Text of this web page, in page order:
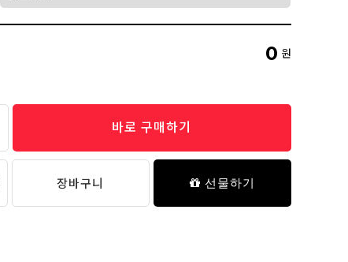
0 원
바로 구매하기
장바구니 선물하기